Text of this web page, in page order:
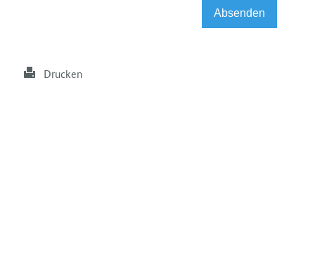
Drucken